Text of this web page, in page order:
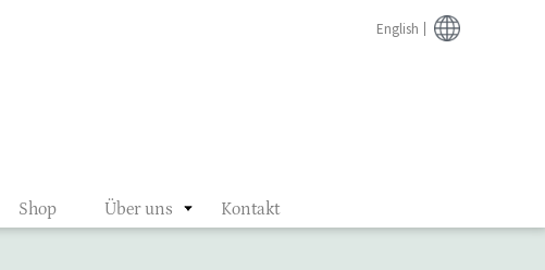
Shop Über uns Kontakt
English